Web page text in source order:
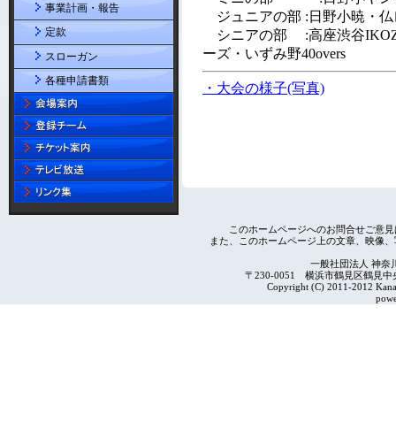
事業計画・報告
定款
スローガン
各種申請書類
このホームページへのお問合せご意
また、このホームページ上の文章、映像
一般社団法人 神奈
〒230-0051 横浜市鶴見区鶴見
Copyright (C) 2011-2012